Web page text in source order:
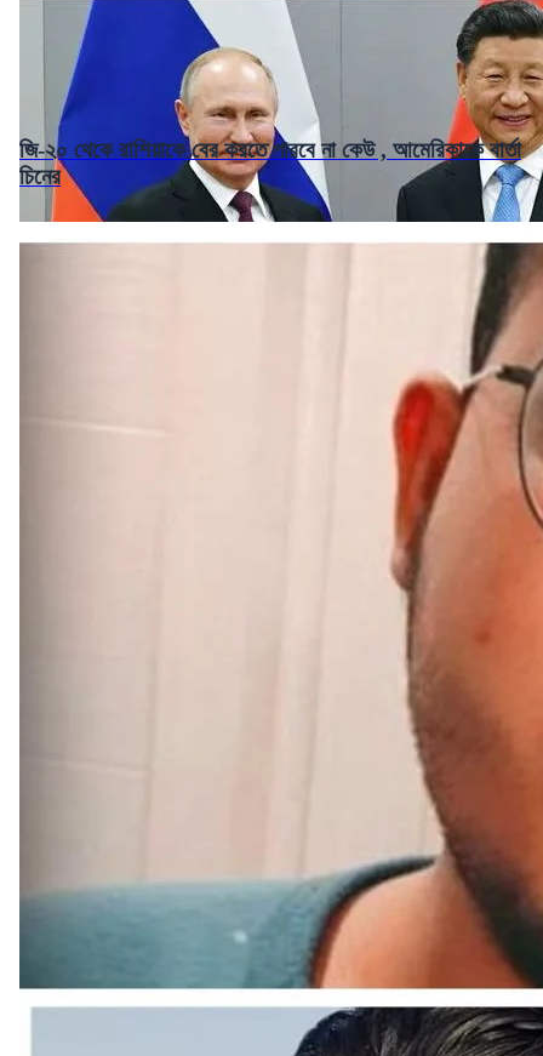
জি-২০ থেকে রাশিয়াকে বের করতে পারবে না কেউ , আমেরিকাকে বার্তা
চিনের